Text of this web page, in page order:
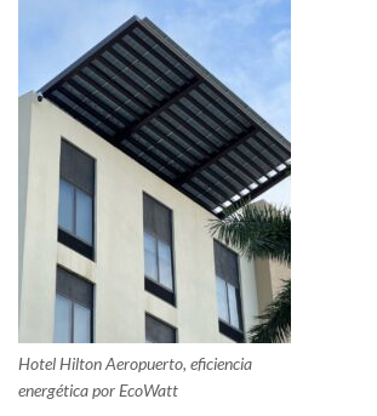
Hotel Hilton Aeropuerto, eficiencia
energética por EcoWatt